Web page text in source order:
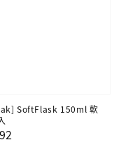
SoftFlask 150ml 軟